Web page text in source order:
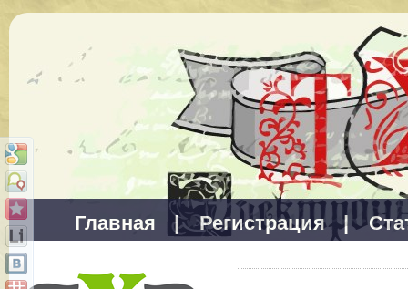
Главная | Регистрация |